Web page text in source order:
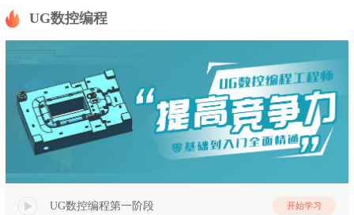
UG数控编程
UG数控编程第一阶段 开始学习